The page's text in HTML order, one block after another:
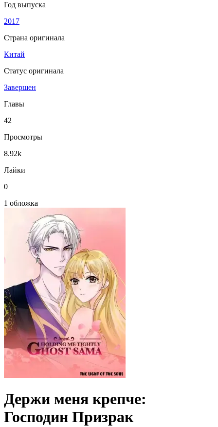
Год выпуска
2017
Страна оригинала
Китай
Статус оригинала
Завершен
Главы
42
Просмотры
8.92k
Лайки
0
1 обложка
Держи меня крепче:
Господин Призрак